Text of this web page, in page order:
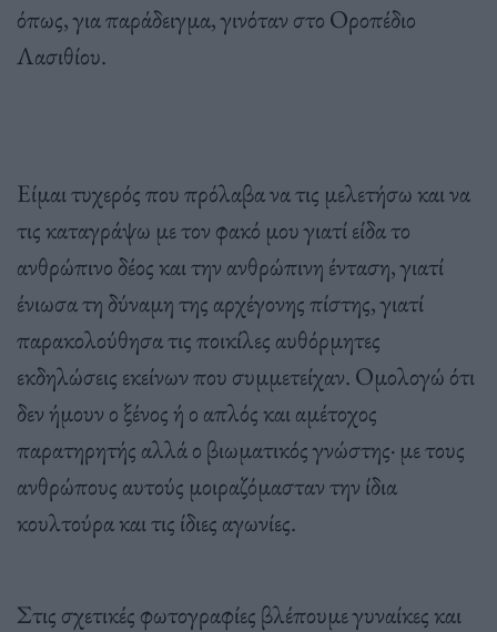
όπως, για παράδειγμα, γινόταν στο Οροπέδιο
Λασιθίου.
Είμαι τυχερός που πρόλαβα να τις μελετήσω και να
τις καταγράψω με τον φακό μου γιατί είδα το
ανθρώπινο δέος και την ανθρώπινη ένταση, γιατί
ένιωσα τη δύναμη της αρχέγονης πίστης, γιατί
παρακολούθησα τις ποικίλες αυθόρμητες
εκδηλώσεις εκείνων που συμμετείχαν. Ομολογώ ότι
δεν ήμουν ο ξένος ή ο απλός και αμέτοχος
παρατηρητής αλλά ο βιωματικός γνώστης· με τους
ανθρώπους αυτούς μοιραζόμασταν την ίδια
κουλτούρα και τις ίδιες αγωνίες.
Στις σχετικές φωτογραφίες βλέπουμε γυναίκες και